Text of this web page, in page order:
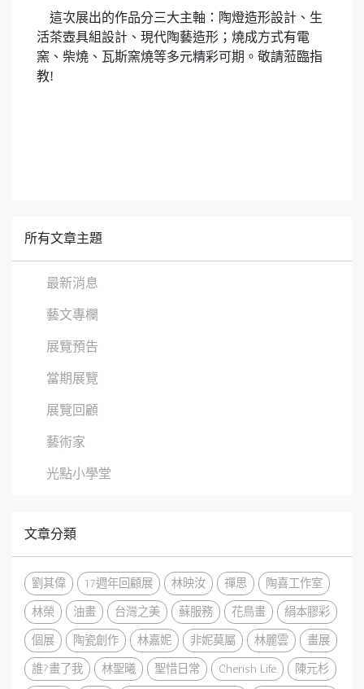
這次展出的作品分三大主軸：陶燈造形設計、生
活茶壺具組設計、現代陶藝造形；燒成方式有電
窯、柴燒、瓦斯窯燒等多元精彩可期。敬請蒞臨指
教!
所有文章主題
最新消息
藝文專欄
展覽預告
當期展覽
展覽回顧
藝術家
光點小學堂
文章分類
劉其偉 17週年回顧展 林映汝 禪思
陶喜工作室
林榮
油畫 台灣之美 蘇服務 花鳥畫
絹本膠彩
個展
陶瓷創作 林嘉妮 非妮莫屬 林麗雲
畫展
誰?畫了我
林聖曦 聖惜日常 Cherish Life 陳元杉